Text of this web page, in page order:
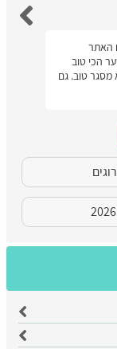
האתר
הכי טוב
מסגר טוב. גם